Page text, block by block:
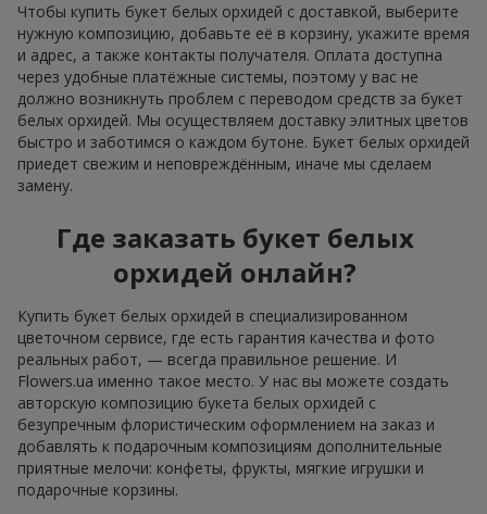
Чтобы купить букет белых орхидей с доставкой, выберите
нужную композицию, добавьте её в корзину, укажите время
и адрес, а также контакты получателя. Оплата доступна
через удобные платёжные системы, поэтому у вас не
должно возникнуть проблем с переводом средств за букет
белых орхидей. Мы осуществляем доставку элитных цветов
быстро и заботимся о каждом бутоне. Букет белых орхидей
приедет свежим и неповреждённым, иначе мы сделаем
замену.
Где заказать букет белых
орхидей онлайн?
Купить букет белых орхидей в специализированном
цветочном сервисе, где есть гарантия качества и фото
реальных работ, — всегда правильное решение. И
Flowers.ua именно такое место. У нас вы можете создать
авторскую композицию букета белых орхидей с
безупречным флористическим оформлением на заказ и
добавлять к подарочным композициям дополнительные
приятные мелочи: конфеты, фрукты, мягкие игрушки и
подарочные корзины.